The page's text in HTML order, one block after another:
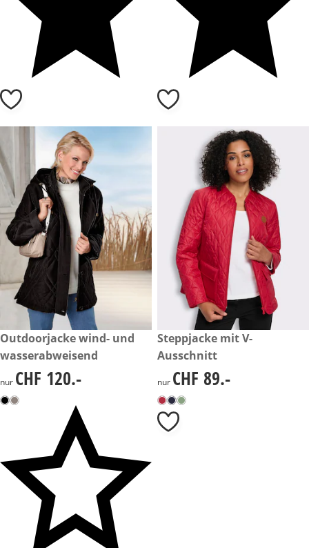
CHF 120.-
Outdoorjacke wind- und
wasserabweisend
CHF 120.-
nur CHF 120.-
CHF 89.-
Steppjacke mit V-
Ausschnitt
CHF 89.-
nur CHF 89.-